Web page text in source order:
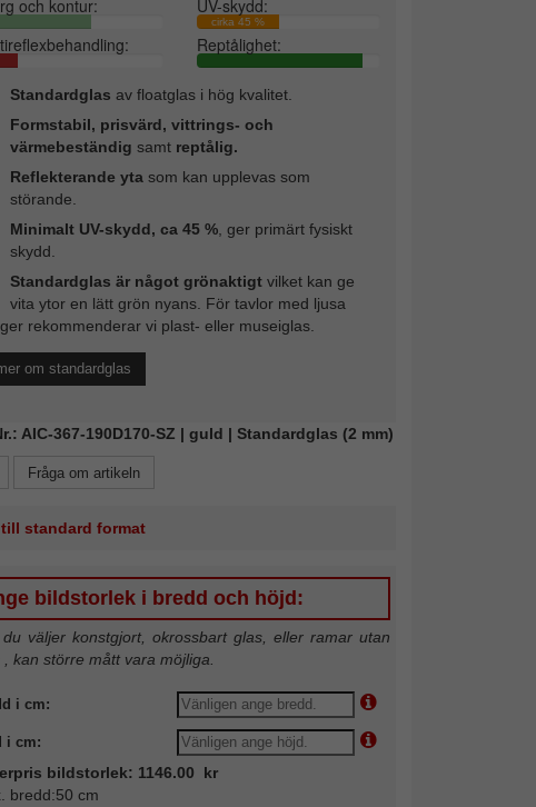
och kontur: UV-skydd:
cirka 45 %
Reptålighet:
Standardglas av floatglas i hög kvalitet.
Formstabil, prisvärd, vittrings- och
värmebeständig samt reptålig.
Reflekterande yta som kan upplevas som
störande.
Minimalt UV-skydd, ca 45 %, ger primärt fysiskt
skydd.
Standardglas är något grönaktigtvilket kan ge
vita ytor en lätt grön nyans. För tavlor med ljusa
rekommenderar vi plast- eller museiglas.
om standardglas
AIC-367-190D170-SZ | guld | Standardglas (2 mm)
Fråga om artikeln
till standard format
bildstorlek i bredd och höjd:
du väljer konstgjort, okrossbart glas, eller ramar utan
, kan större mått vara möjliga.
i cm:
i cm:
bildstorlek: 1146.00 kr
bredd:50 cm